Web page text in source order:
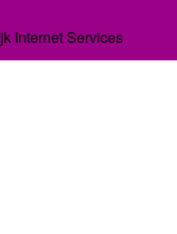
Internet Services